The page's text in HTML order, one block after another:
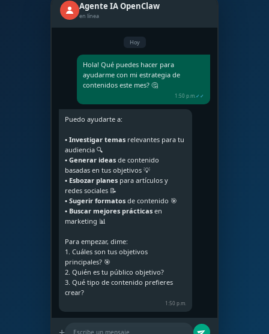
Agente IA OpenClaw
en línea
Hoy
Hola! Qué puedes hacer para
ayudarme con mi estrategia de
contenidos este mes? 🤔
1:50 p.m. ✓✓
Puedo ayudarte a:
• Investigar temas relevantes para tu
audiencia 🔍
• Generar ideas de contenido
basadas en tus objetivos 💡
• Esbozar planes para artículos y
redes sociales 📝
• Sugerir formatos de contenido 🎯
• Buscar mejores prácticas en
marketing 📊
Para empezar, dime:
1. Cuáles son tus objetivos
principales? 🎯
2. Quién es tu público objetivo?
3. Qué tipo de contenido prefieres
crear?
1:50 p.m.
Escribe un mensaje